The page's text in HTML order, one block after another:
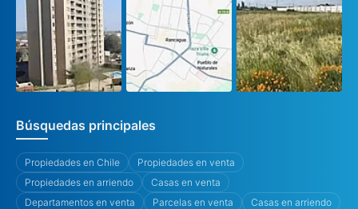
Búsquedas principales
Propiedades en Chile
Propiedades en venta
Propiedades en arriendo
Casas en venta
Departamentos en venta
Parcelas en venta
Casas en arriendo